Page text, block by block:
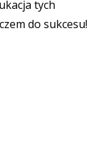
tych
do sukcesu!